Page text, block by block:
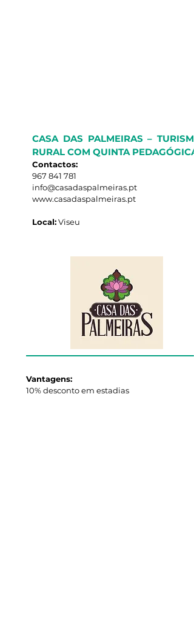
CASA DAS PALMEIRAS –
RURAL COM QUINTA PEDAGÓGICA
Contactos:
967 841 781
info@casadaspalmeiras.pt
www.casadaspalmeiras.pt
Local:Viseu
Vantagens:
10% desconto em estadias